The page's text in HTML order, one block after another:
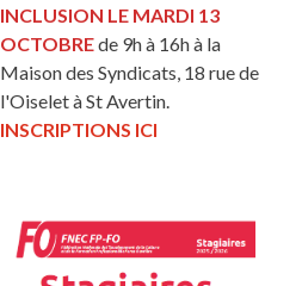
INCLUSION LE MARDI 13
OCTOBREde 9h à 16h à la
Maison des Syndicats, 18 rue de
l'Oiselet à St Avertin.
INSCRIPTIONS ICI